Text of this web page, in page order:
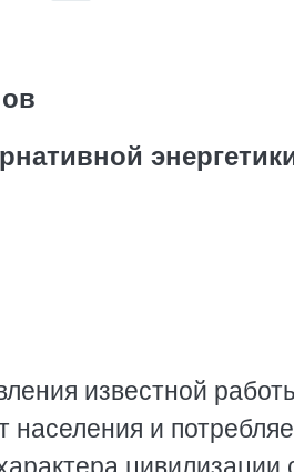
известной
населения и